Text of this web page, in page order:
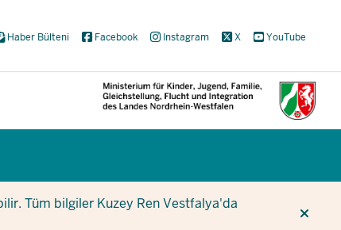
Haber Bülteni Facebook Instagram X YouTube
Tüm bilgiler Kuzey Ren Vestfalya'da